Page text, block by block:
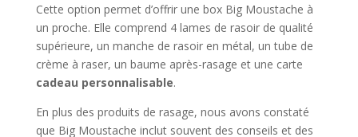
Cette option permet d’offrir une box Big Moustache à
un proche. Elle comprend 4 lames de rasoir de qualité
supérieure, un manche de rasoir en métal, un tube de
crème à raser, un baume après-rasage et une carte
cadeau personnalisable.
En plus des produits de rasage, nous avons constaté
que Big Moustache inclut souvent des conseils et des